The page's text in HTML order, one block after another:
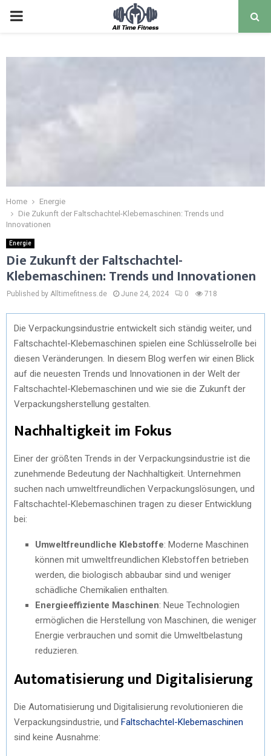
Home
Energie
Die Zukunft der Faltschachtel-Klebemaschinen: Trends und
Innovationen
Energie
Die Zukunft der Faltschachtel-
Klebemaschinen: Trends und Innovationen
Published by Alltimefitness.de June 24, 2024 0 718
Die Verpackungsindustrie entwickelt sich ständig weiter, und
Faltschachtel-Klebemaschinen spielen eine Schlüsselrolle bei
diesen Veränderungen. In diesem Blog werfen wir einen Blick
auf die neuesten Trends und Innovationen in der Welt der
Faltschachtel-Klebemaschinen und wie sie die Zukunft der
Verpackungsherstellung gestalten.
Nachhaltigkeit im Fokus
Einer der größten Trends in der Verpackungsindustrie ist die
zunehmende Bedeutung der Nachhaltigkeit. Unternehmen
suchen nach umweltfreundlichen Verpackungslösungen, und
Faltschachtel-Klebemaschinen tragen zu dieser Entwicklung
bei:
Umweltfreundliche Klebstoffe: Moderne Maschinen
können mit umweltfreundlichen Klebstoffen betrieben
werden, die biologisch abbaubar sind und weniger
schädliche Chemikalien enthalten.
Energieeffiziente Maschinen: Neue Technologien
ermöglichen die Herstellung von Maschinen, die weniger
Energie verbrauchen und somit die Umweltbelastung
reduzieren.
Automatisierung und Digitalisierung
Die Automatisierung und Digitalisierung revolutionieren die
Verpackungsindustrie, und Faltschachtel-Klebemaschinen
sind keine Ausnahme: